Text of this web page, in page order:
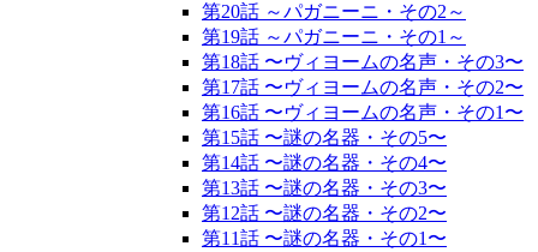
第20話 ～パガニーニ・その2～
第19話 ～パガニーニ・その1～
第18話 〜ヴィヨームの名声・その3〜
第17話 〜ヴィヨームの名声・その2〜
第16話 〜ヴィヨームの名声・その1〜
第15話 〜謎の名器・その5〜
第14話 〜謎の名器・その4〜
第13話 〜謎の名器・その3〜
第12話 〜謎の名器・その2〜
第11話 〜謎の名器・その1〜